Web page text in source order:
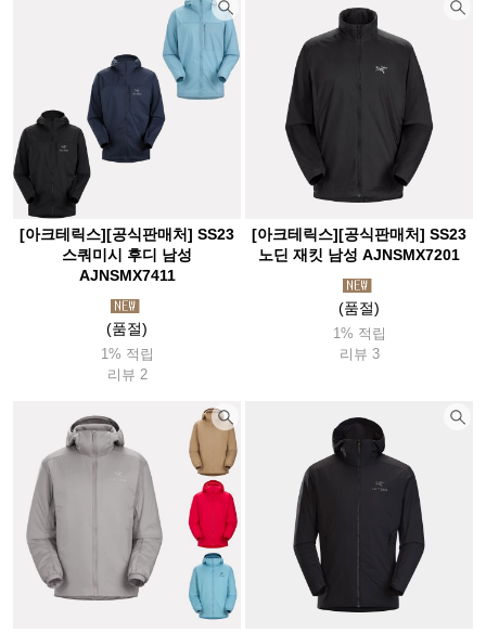
[아크테릭스][공식판매처] SS23
스쿼미시 후디 남성
AJNSMX7411
(품절)
1% 적립
리뷰 2
[아크테릭스][공식판매처] SS23
노딘 재킷 남성 AJNSMX7201
(품절)
1% 적립
리뷰 3